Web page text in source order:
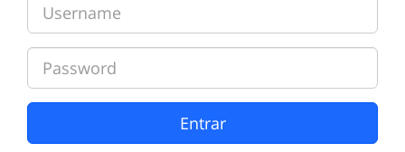
Entrar